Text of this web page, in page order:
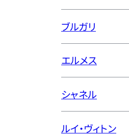
ブルガリ
エルメス
シャネル
ルイ・ヴィトン